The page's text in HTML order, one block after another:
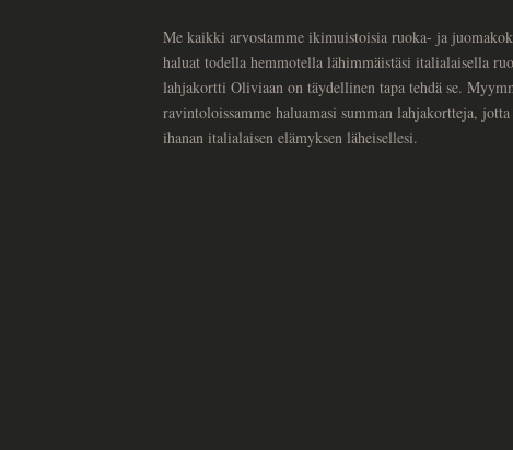
Me kaikki arvostamme ikimuistoisia ruoka- ja
haluat todella hemmotella lähimmäistäsi italialaisella
lahjakortti Oliviaan on täydellinen tapa tehdä se.
ravintoloissamme haluamasi summan lahjakortteja,
ihanan italialaisen elämyksen läheisellesi.